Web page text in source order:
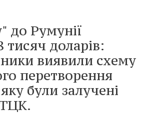
до Румунії
тисяч доларів:
виявили схему
перетворення
були залучені